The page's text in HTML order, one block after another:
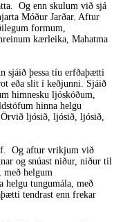
Og enn skulum við sjá
Móður Jarðar. Aftur
formum,
kærleika, Mahatma
sjáið þessa tíu erfðaþætti
eða slit í keðjunni. Sjáið
himnesku ljóskóðum,
hinna helgu
ljósið, ljósið, ljósið,
Og aftur vrikjum við
og snúast niður, niður til
helgum
tungumála, með
tendrast enn frekar